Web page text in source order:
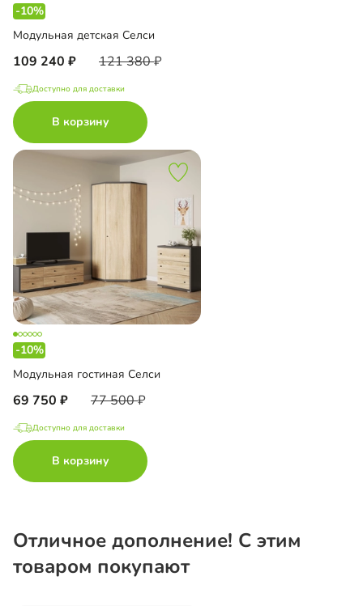
-10%
Модульная детская Селси
109 240 121 380
Доступно для доставки
В корзину
-10%
Модульная гостиная Селси
69 750 77 500
Доступно для доставки
В корзину
Отличное дополнение! С этим
товаром покупают